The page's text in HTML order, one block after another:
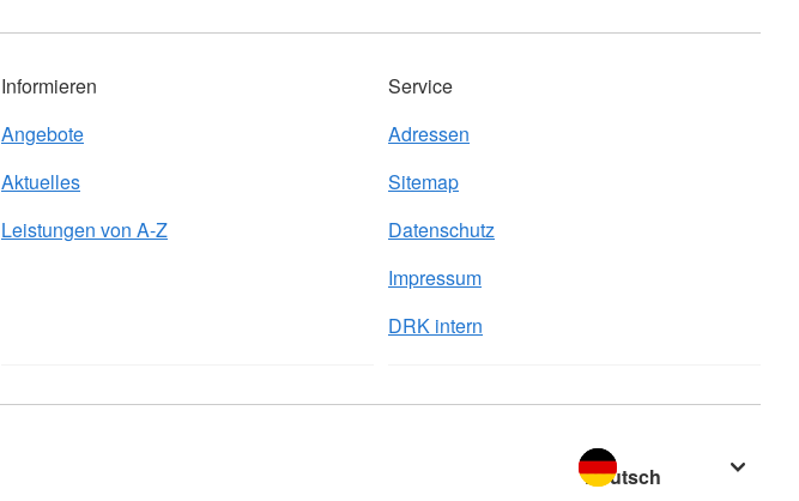
Informieren
Angebote
Aktuelles
Leistungen von A-Z
Service
Adressen
Sitemap
Datenschutz
Impressum
DRK intern
Sprache wechseln zu